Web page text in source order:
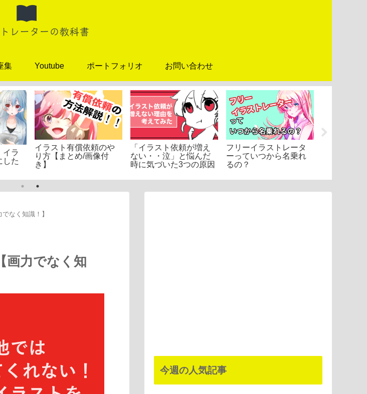
集 Youtube ポートフォリオ お問い合わせ
イラ
した
イラスト有償依頼のや
り方【まとめ/画像付
き】
「イラスト依頼が増え
ない・・泣」と悩んだ
時に気づいた3つの原因
フリーイラストレータ
ーっていつから名乗れ
るの？
なく知識！】
画力でなく知
今週の人気記事